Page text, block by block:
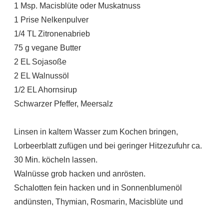
1 Msp. Macisblüte oder Muskatnuss
1 Prise Nelkenpulver
1/4 TL Zitronenabrieb
75 g vegane Butter
2 EL Sojasoße
2 EL Walnussöl
1/2 EL Ahornsirup
Schwarzer Pfeffer, Meersalz
Linsen in kaltem Wasser zum Kochen bringen,
Lorbeerblatt zufügen und bei geringer Hitzezufuhr ca.
30 Min. köcheln lassen.
Walnüsse grob hacken und anrösten.
Schalotten fein hacken und in Sonnenblumenöl
andünsten, Thymian, Rosmarin, Macisblüte und